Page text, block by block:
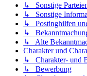
↳ Sonstige
↳ Sonstige
↳ Postinghilfen
↳
↳ Alte
Charakter und
↳ Charakter- und
↳ Bewerbung